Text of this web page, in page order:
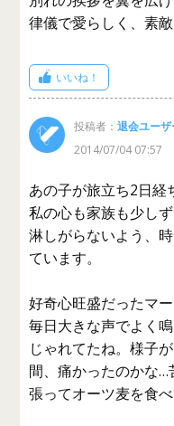
律儀で愛らしく、素敵
いいね！
投稿者：退会ユーザ
2014/07/04 07:57
あの子が旅立ち2日経
私の心も家族も少し
淋しがらないよう、
ています。
好奇心旺盛だったマー
毎日大きな声でよく
じゃれてたね。様子
間、痛かったのかな
張ってオーツ麦を食べ